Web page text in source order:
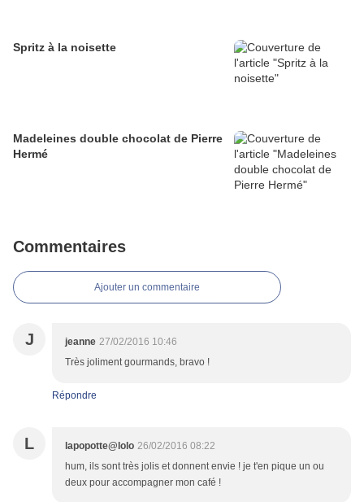
Spritz à la noisette
Madeleines double chocolat de Pierre
Hermé
Commentaires
Ajouter un commentaire
J jeanne 27/02/2016 10:46
Très joliment gourmands, bravo !
Répondre
L lapopotte@lolo 26/02/2016 08:22
hum, ils sont très jolis et donnent envie ! je t'en pique un ou
deux pour accompagner mon café !